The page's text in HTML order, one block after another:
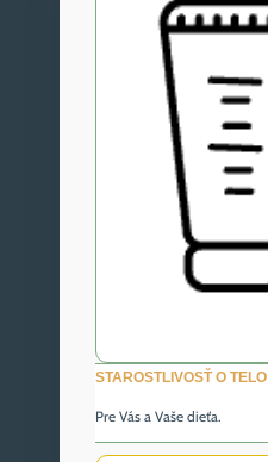
STAROSTLIVOSŤ O TELO
Pre Vás a Vaše dieťa.